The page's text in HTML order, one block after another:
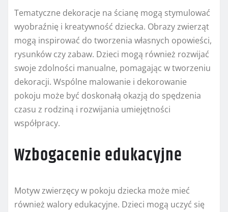
Tematyczne dekoracje na ścianę mogą stymulować
wyobraźnię i kreatywność dziecka. Obrazy zwierząt
mogą inspirować do tworzenia własnych opowieści,
rysunków czy zabaw. Dzieci mogą również rozwijać
swoje zdolności manualne, pomagając w tworzeniu
dekoracji. Wspólne malowanie i dekorowanie
pokoju może być doskonałą okazją do spędzenia
czasu z rodziną i rozwijania umiejętności
współpracy.
Wzbogacenie edukacyjne
Motyw zwierzęcy w pokoju dziecka może mieć
również walory edukacyjne. Dzieci mogą uczyć się